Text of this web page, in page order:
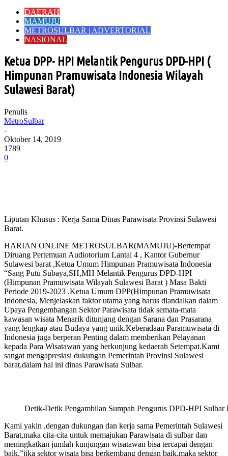
DAERAH
MAMUJU
METROSULBAR | ADVERTORIAL
NASIONAL
Ketua DPP- HPI Melantik Pengurus DPD-HPI (
Himpunan Pramuwisata Indonesia Wilayah
Sulawesi Barat)
Penulis
MetroSulbar
-
Oktober 14, 2019
1789
0
Liputan Khusus : Kerja Sama Dinas Parawisata Provinsi Sulawesi
Barat.
HARIAN ONLINE METROSULBAR(MAMUJU)-Bertempat
Diruang Pertemuan Audiotorium Lantai 4 , Kantor Gubernur
Sulawesi barat ,Ketua Umum Himpunan Pramuwisata Indonesia
“Sang Putu Subaya,SH,MH Melantik Pengurus DPD-HPI
(Himpunan Pramuwisata Wilayah Sulawesi Barat ) Masa Bakti
Periode 2019-2023 .Ketua Umum DPP(Himpunan Pramuwisata
Indonesia, Menjelaskan faktor utama yang harus diandalkan dalam
Upaya Pengembangan Sektor Parawisata tidak semata-mata
kawasan wisata Menarik ditunjang dengan Sarana dan Prasarana
yang lengkap atau Budaya yang unik.Keberadaan Paramuwisata di
Indonesia juga berperan Penting dalam memberikan Pelayanan
kepada Para Wisatawan yang berkunjung kedaerah Setempat.Kami
sangat mengapresiasi dukungan Pemerintah Provinsi Sulawesi
barat,dalam hal ini dinas Parawisata Sulbar.
Detik-Detik Pengambilan Sumpah Pengurus DPD-HPI
Kami yakin ,dengan dukungan dan kerja sama Pemerintah Sulawesi
Barat,maka cita-cita untuk memajukan Parawisata di sulbar dan
meningkatkan jumlah kunjungan wisatawan bisa tercapai dengan
baik.”jika sektor wisata bisa berkembang dengan baik,maka sektor